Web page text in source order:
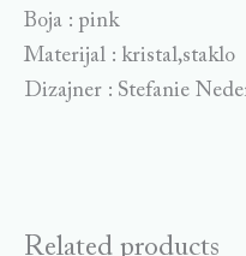
Boja : pink
Materijal : kristal,staklo
Dizajner : Stefanie
Related products